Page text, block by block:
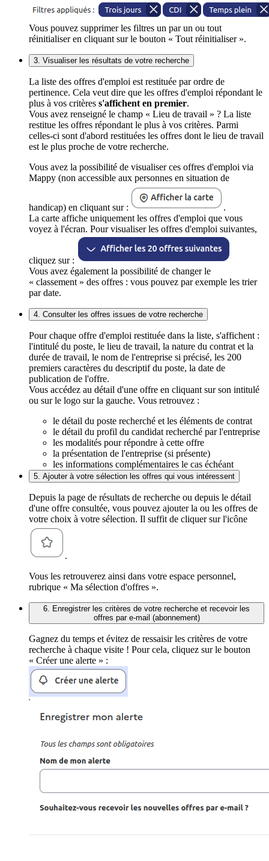
Vous pouvez supprimer les filtres un par un ou tout
réinitialiser en cliquant sur le bouton « Tout réinitialiser ».
3. Visualiser les résultats de votre recherche
La liste des offres d'emploi est restituée par ordre de
pertinence. Cela veut dire que les offres d'emploi répondant le
plus à vos critères s'affichent en premier.
Vous avez renseigné le champ « Lieu de travail » ? La liste
restitue les offres répondant le plus à vos critères. Parmi
celles-ci sont d'abord restituées les offres dont le lieu de travail
est le plus proche de votre recherche.
Vous avez la possibilité de visualiser ces offres d'emploi via
Mappy (non accessible aux personnes en situation de
handicap) en cliquant sur :
.
La carte affiche uniquement les offres d'emploi que vous
voyez à l'écran. Pour visualiser les offres d'emploi suivantes,
cliquez sur :
Vous avez également la possibilité de changer le
« classement » des offres : vous pouvez par exemple les trier
par date.
4. Consulter les offres issues de votre recherche
Pour chaque offre d'emploi restituée dans la liste, s'affichent :
l'intitulé du poste, le lieu de travail, la nature du contrat et la
durée de travail, le nom de l'entreprise si précisé, les 200
premiers caractères du descriptif du poste, la date de
publication de l'offre.
Vous accédez au détail d'une offre en cliquant sur son intitulé
ou sur le logo sur la gauche. Vous retrouvez :
le détail du poste recherché et les éléments de contrat
le détail du profil du candidat recherché par l'entreprise
les modalités pour répondre à cette offre
la présentation de l'entreprise (si présente)
les informations complémentaires le cas échéant
5. Ajouter à votre sélection les offres qui vous intéressent
Depuis la page de résultats de recherche ou depuis le détail
d'une offre consultée, vous pouvez ajouter la ou les offres de
votre choix à votre sélection. Il suffit de cliquer sur l'icône
.
Vous les retrouverez ainsi dans votre espace personnel,
rubrique « Ma sélection d'offres ».
6. Enregistrer les critères de votre recherche et recevoir les
offres par e-mail (abonnement)
Gagnez du temps et évitez de ressaisir les critères de votre
recherche à chaque visite ! Pour cela, cliquez sur le bouton
« Créer une alerte » :